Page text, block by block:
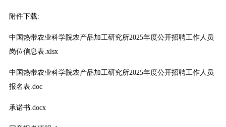
附件下载:
中国热带农业科学院农产品加工研究所2025年度公开招聘工作人员
岗位信息表.xlsx
中国热带农业科学院农产品加工研究所2025年度公开招聘工作人员
报名表.doc
承诺书.docx